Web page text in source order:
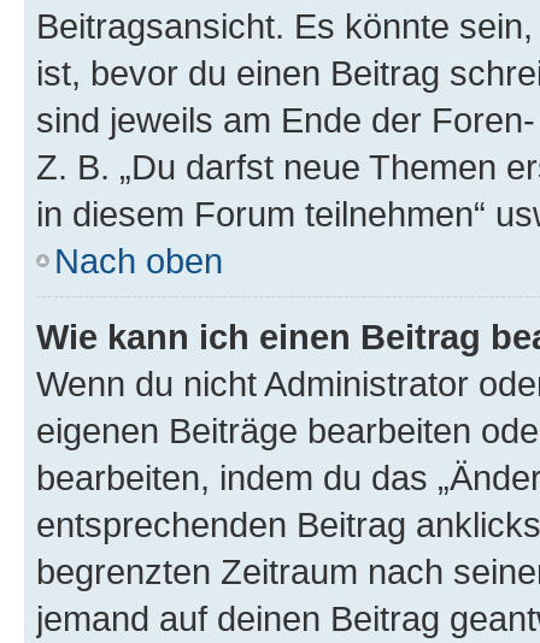
Beitragsansicht. Es könnte
ist, bevor du einen Beitrag
sind jeweils am Ende der
Z. B. „Du darfst neue Themen
in diesem Forum teilnehmen“
Nach oben
Wie kann ich einen Beitrag
Wenn du nicht Administrator
eigenen Beiträge bearbeiten
bearbeiten, indem du das
entsprechenden Beitrag
begrenzten Zeitraum nach
jemand auf deinen Beitrag